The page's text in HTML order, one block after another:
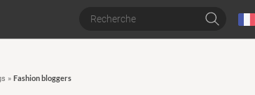
» Fashion bloggers